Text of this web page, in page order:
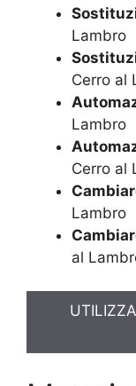
Lambro
Cerro al
Lambro
Cerro al
Lambro
al